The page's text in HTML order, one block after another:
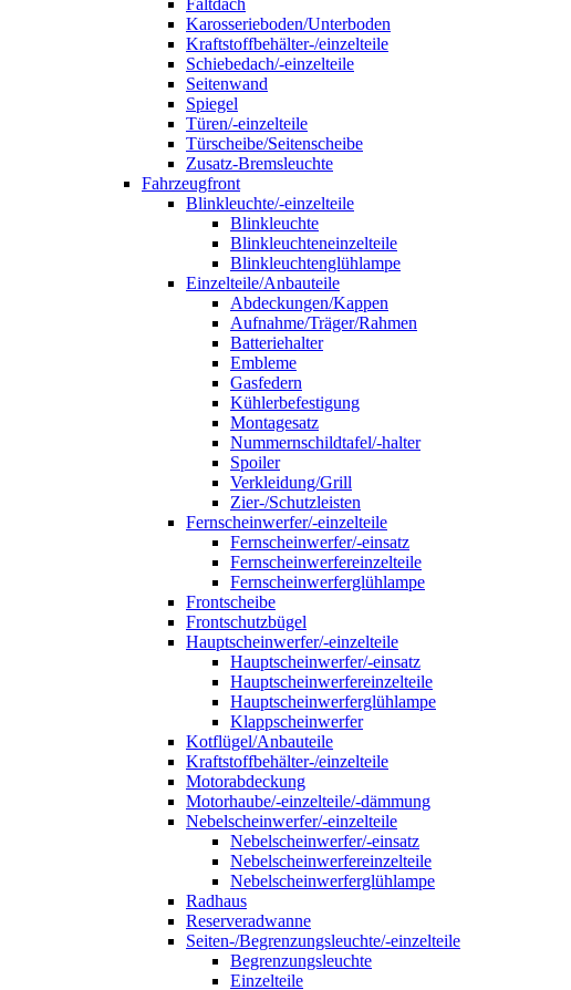
Faltdach
Karosserieboden/Unterboden
Kraftstoffbehälter-/einzelteile
Schiebedach/-einzelteile
Seitenwand
Spiegel
Türen/-einzelteile
Türscheibe/Seitenscheibe
Zusatz-Bremsleuchte
Fahrzeugfront
Blinkleuchte/-einzelteile
Blinkleuchte
Blinkleuchteneinzelteile
Blinkleuchtenglühlampe
Einzelteile/Anbauteile
Abdeckungen/Kappen
Aufnahme/Träger/Rahmen
Batteriehalter
Embleme
Gasfedern
Kühlerbefestigung
Montagesatz
Nummernschildtafel/-halter
Spoiler
Verkleidung/Grill
Zier-/Schutzleisten
Fernscheinwerfer/-einzelteile
Fernscheinwerfer/-einsatz
Fernscheinwerfereinzelteile
Fernscheinwerferglühlampe
Frontscheibe
Frontschutzbügel
Hauptscheinwerfer/-einzelteile
Hauptscheinwerfer/-einsatz
Hauptscheinwerfereinzelteile
Hauptscheinwerferglühlampe
Klappscheinwerfer
Kotflügel/Anbauteile
Kraftstoffbehälter-/einzelteile
Motorabdeckung
Motorhaube/-einzelteile/-dämmung
Nebelscheinwerfer/-einzelteile
Nebelscheinwerfer/-einsatz
Nebelscheinwerfereinzelteile
Nebelscheinwerferglühlampe
Radhaus
Reserveradwanne
Seiten-/Begrenzungsleuchte/-einzelteile
Begrenzungsleuchte
Einzelteile